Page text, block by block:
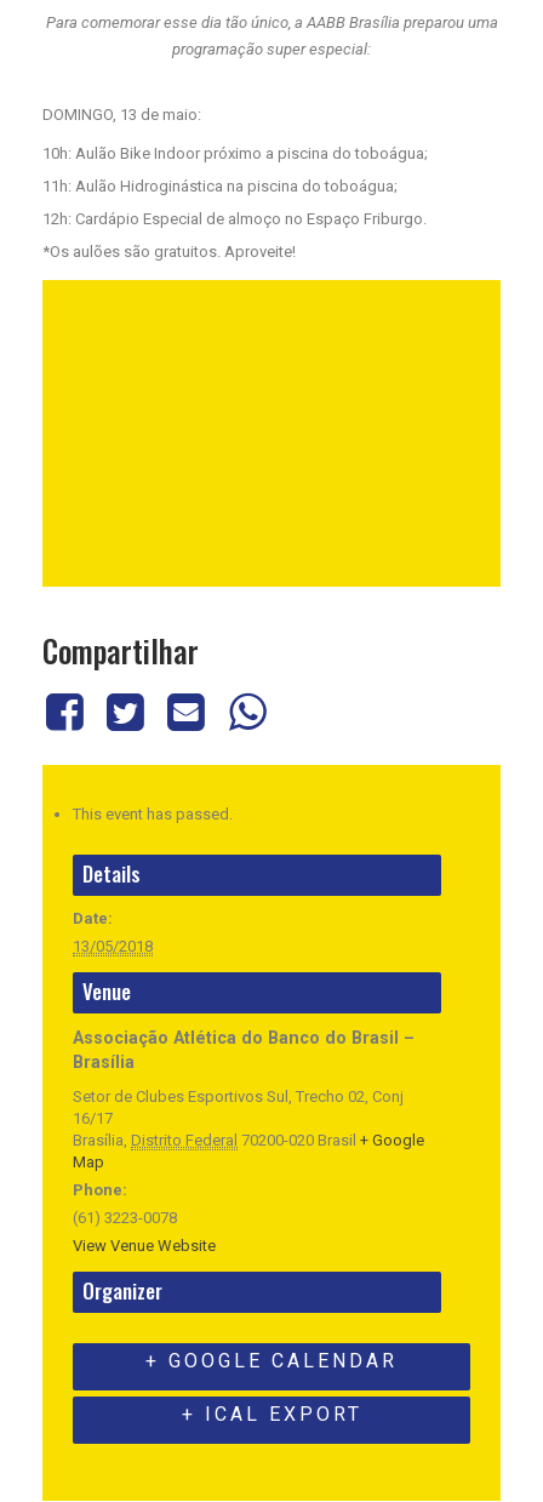
Para comemorar esse dia tão único, a AABB Brasília preparou uma
programação super especial:
DOMINGO, 13 de maio:
10h: Aulão Bike Indoor próximo a piscina do toboágua;
11h: Aulão Hidroginástica na piscina do toboágua;
12h: Cardápio Especial de almoço no Espaço Friburgo.
*Os aulões são gratuitos. Aproveite!
Compartilhar
This event has passed.
Details
Date:
13/05/2018
Venue
Associação Atlética do Banco do Brasil –
Brasília
Setor de Clubes Esportivos Sul, Trecho 02, Conj
16/17
Brasília, Distrito Federal 70200-020 Brasil + Google
Map
Phone:
(61) 3223-0078
View Venue Website
Organizer
+ GOOGLE CALENDAR
+ ICAL EXPORT